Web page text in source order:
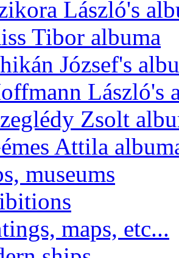
László's
Tibor albuma
József's
László's
Zsolt
Attila
museums
maps, etc...